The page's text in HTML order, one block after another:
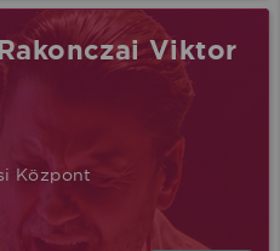
Viktor
Központ